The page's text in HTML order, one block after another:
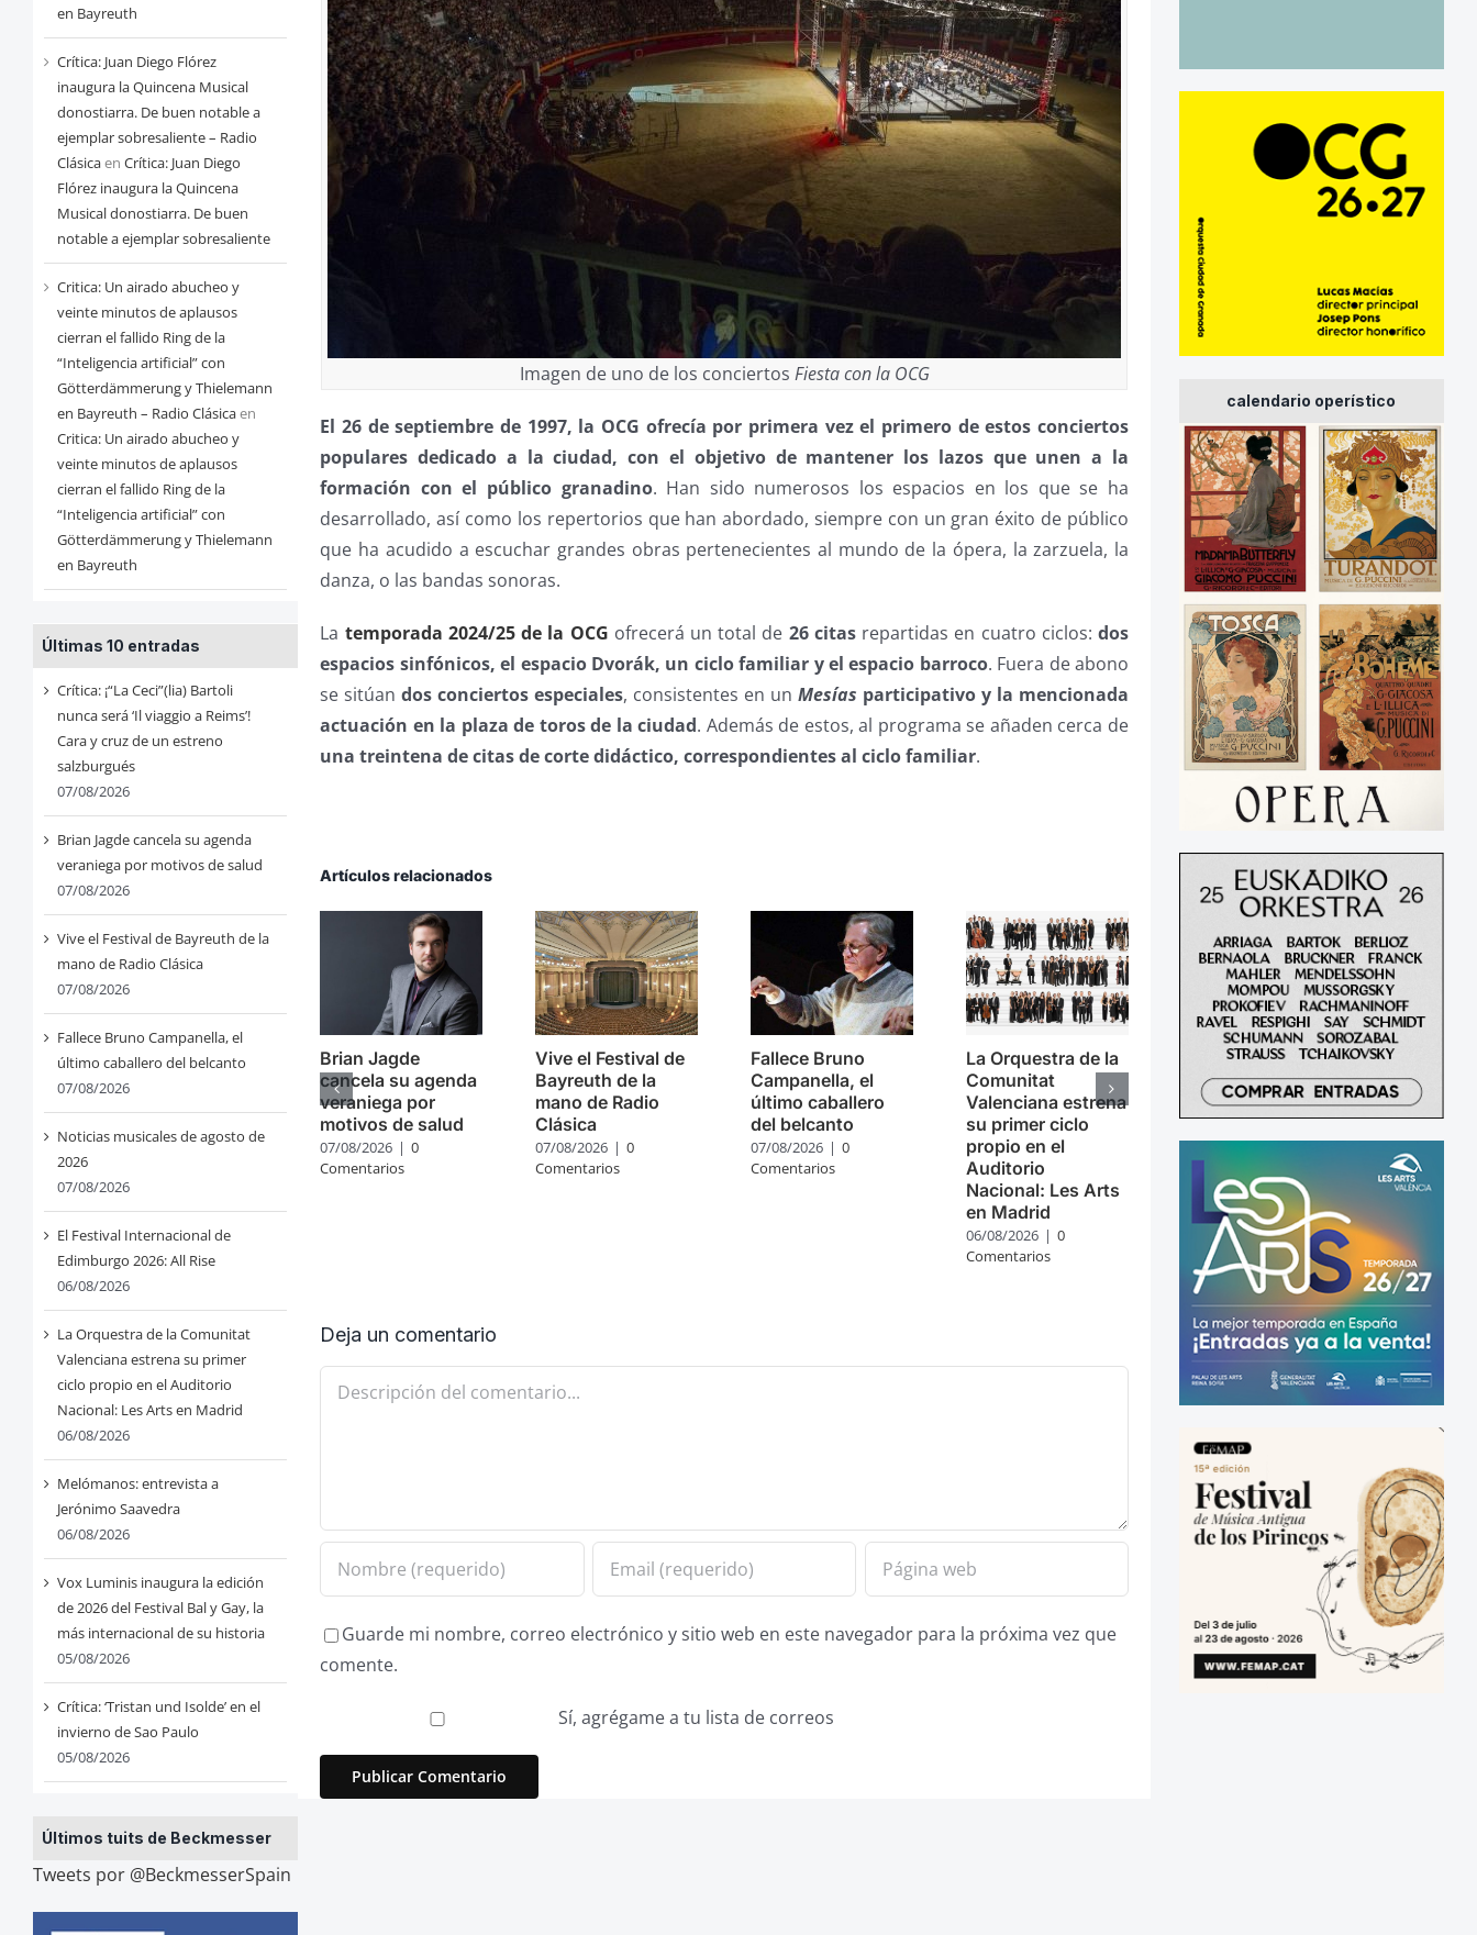
en Bayreuth
Crítica: Juan Diego Flórez
inaugura la Quincena Musical
donostiarra. De buen notable a
ejemplar sobresaliente – Radio
Clásicaen Crítica: Juan Diego
Flórez inaugura la Quincena
Musical donostiarra. De buen
notable a ejemplar sobresaliente
Critica: Un airado abucheo y
veinte minutos de aplausos
cierran el fallido Ring de la
“Inteligencia artificial” con
Götterdämmerung y Thielemann
en Bayreuth – Radio Clásicaen
Critica: Un airado abucheo y
veinte minutos de aplausos
cierran el fallido Ring de la
“Inteligencia artificial” con
Götterdämmerung y Thielemann
en Bayreuth
Últimas 10 entradas
Crítica: ¡“La Ceci”(lia) Bartoli
nunca será ‘Il viaggio a Reims’!
Cara y cruz de un estreno
salzburgués
07/08/2026
Brian Jagde cancela su agenda
veraniega por motivos de salud
07/08/2026
Vive el Festival de Bayreuth de la
mano de Radio Clásica
07/08/2026
Fallece Bruno Campanella, el
último caballero del belcanto
07/08/2026
Noticias musicales de agosto de
2026
07/08/2026
El Festival Internacional de
Edimburgo 2026: All Rise
06/08/2026
La Orquestra de la Comunitat
Valenciana estrena su primer
ciclo propio en el Auditorio
Nacional: Les Arts en Madrid
06/08/2026
Melómanos: entrevista a
Jerónimo Saavedra
06/08/2026
Vox Luminis inaugura la edición
de 2026 del Festival Bal y Gay, la
más internacional de su historia
05/08/2026
Crítica: ‘Tristan und Isolde’ en el
invierno de Sao Paulo
05/08/2026
Últimos tuits de Beckmesser
Tweets por @BeckmesserSpain
Imagen de uno de los conciertos Fiesta con la OCG
El 26 de septiembre de 1997, la OCG ofrecía por primera vez el primero de estos conciertos
populares dedicado a la ciudad, con el objetivo de mantener los lazos que unen a la
formación con el público granadino. Han sido numerosos los espacios en los que se ha
desarrollado, así como los repertorios que han abordado, siempre con un gran éxito de público
que ha acudido a escuchar grandes obras pertenecientes al mundo de la ópera, la zarzuela, la
danza, o las bandas sonoras.
La temporada 2024/25 de la OCG ofrecerá un total de 26 citasrepartidas en cuatro ciclos:dos
espacios sinfónicos, el espacio Dvorák, un ciclo familiar y el espacio barroco. Fuera de abono
se sitúandos conciertos especiales, consistentes en unMesías participativo y la mencionada
actuación en la plaza de toros de la ciudad. Además de estos, al programa se añaden cerca de
una treintena de citas de corte didáctico, correspondientes al ciclo familiar.
Artículos relacionados
Brian Jagde
cancela su agenda
veraniega por
motivos de salud
07/08/2026 | 0
Comentarios
Vive el Festival de
Bayreuth de la
mano de Radio
Clásica
07/08/2026 | 0
Comentarios
Fallece Bruno
Campanella, el
último caballero
del belcanto
07/08/2026 | 0
Comentarios
La Orquestra de la
Comunitat
Valenciana estrena
su primer ciclo
propio en el
Auditorio
Nacional: Les Arts
en Madrid
06/08/2026 | 0
Comentarios
Deja un comentario
Comentario
Guarde mi nombre, correo electrónico y sitio web en este navegador para la próxima vez que
comente.
Sí, agrégame a tu lista de correos
calendario operístico